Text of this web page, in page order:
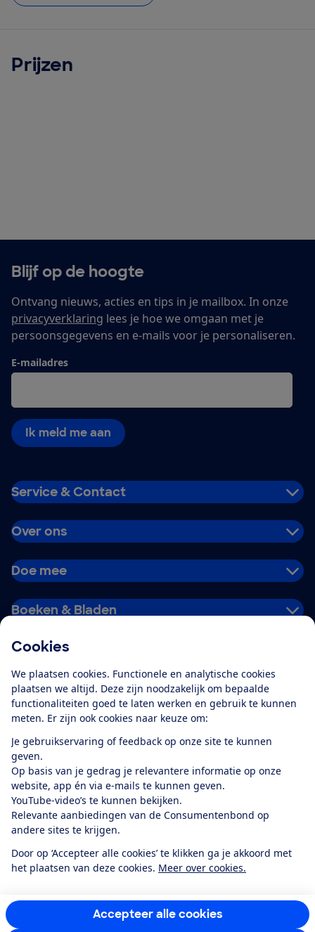
Cookies
We plaatsen cookies. Functionele en analytische cookies
plaatsen we altijd. Deze zijn noodzakelijk om bepaalde
functionaliteiten goed te laten werken en gebruik te kunnen
meten. Er zijn ook cookies naar keuze om:
Je gebruikservaring of feedback op onze site te kunnen
geven.
Op basis van je gedrag je relevantere informatie op onze
website, app én via e-mails te kunnen geven.
YouTube-video’s te kunnen bekijken.
Relevante aanbiedingen van de Consumentenbond op
andere sites te krijgen.
Door op ‘Accepteer alle cookies’ te klikken ga je akkoord met
het plaatsen van deze cookies. Meer over cookies.
Accepteer alle cookies
Prijzen
Blijf op de hoogte
Ontvang nieuws, acties en tips in je mailbox. In onze
privacyverklaring lees je hoe we omgaan met je
persoonsgegevens en e-mails voor je personaliseren.
E-mailadres
Ik meld me aan
Service & Contact
Over ons
Doe mee
Boeken & Bladen
Alles over de
app
Algemene Voorwaarden
Privacyverklaring
Cookiebeleid
Privacyvoorkeuren
Toegankelijkheid
RSS-feed nieuws
Facebook
TwitterInstagram
YoutubeLinkedIn
12.901consumentenbeoordelen de Consumentenbondmet gemiddeld